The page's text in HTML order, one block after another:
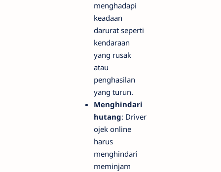
menghadapi
keadaan
darurat seperti
kendaraan
yang rusak
atau
penghasilan
yang turun.
Menghindari
hutang: Driver
ojek online
harus
menghindari
meminjam